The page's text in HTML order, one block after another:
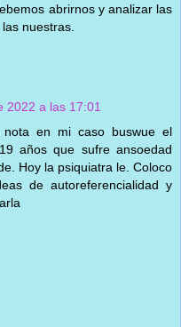
abrirnos y analizar las
nuestras.
2022 a las 17:01
en mi caso buswue el
años que sufre ansoedad
Hoy la psiquiatra le. Coloco
de autoreferencialidad y